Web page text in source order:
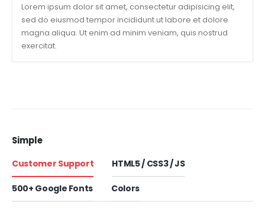
Lorem ipsum dolor sit amet, consectetur adipisicing elit,
sed do eiusmod tempor incididunt ut labore et dolore
magna aliqua. Ut enim ad minim veniam, quis nostrud
exercitat.
Simple
Customer Support HTML5 / CSS3 / JS
500+ Google Fonts Colors